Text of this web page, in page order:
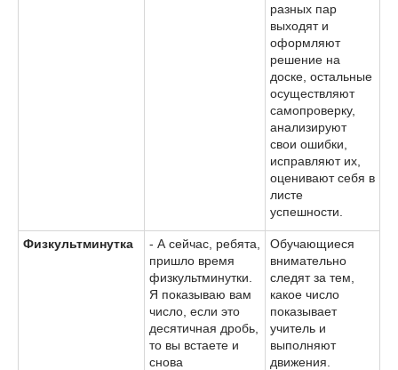
разных пар
выходят и
оформляют
решение на
доске, остальные
осуществляют
самопроверку,
анализируют
свои ошибки,
исправляют их,
оценивают себя в
листе
успешности.
Физкультминутка
- А сейчас, ребята,
пришло время
физкультминутки.
Я показываю вам
число, если это
десятичная дробь,
то вы встаете и
снова
Обучающиеся
внимательно
следят за тем,
какое число
показывает
учитель и
выполняют
движения.